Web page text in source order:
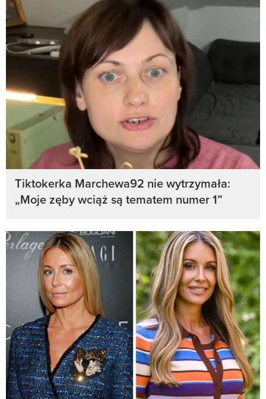
Tiktokerka Marchewa92 nie wytrzymała:
„Moje zęby wciąż są tematem numer 1”